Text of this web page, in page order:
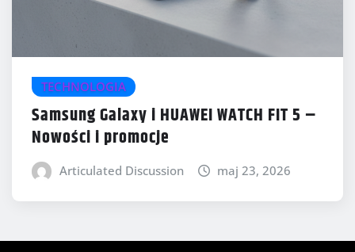
TECHNOLOGIA
Samsung Galaxy i HUAWEI WATCH FIT 5 –
Nowości i promocje
Articulated Discussion maj 23, 2026